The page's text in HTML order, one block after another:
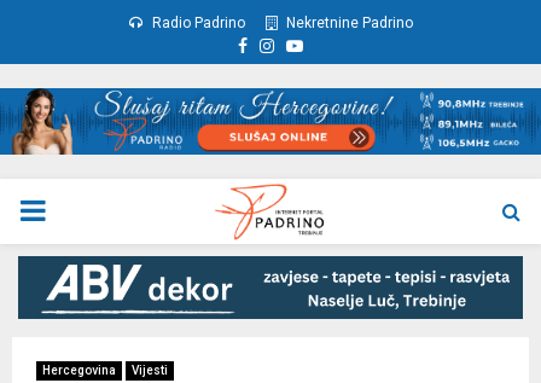
Radio Padrino Nekretnine Padrino
Facebook
Instagram
Youtube
PRIMARY
MENU
Hercegovina Vijesti